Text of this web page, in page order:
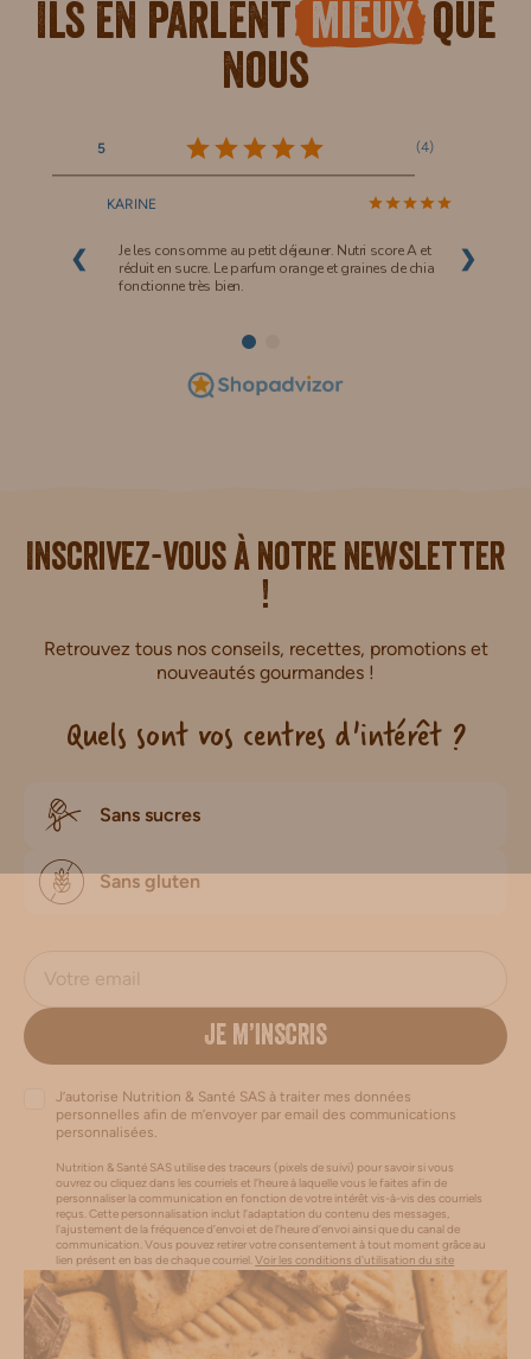
Ils en parlent mieuxque
nous
5 (4)
❮
KARINE
Je les consomme au petit déjeuner. Nutri score A et
réduit en sucre. Le parfum orange et graines de chia
fonctionne très bien.
❯
Inscrivez-vous à notre newsletter
!
Retrouvez tous nos conseils, recettes, promotions et
nouveautés gourmandes !
Quels sont vos centres d'intérêt ?
Sans sucres
Sans gluten
JE M’INSCRIS
J’autorise Nutrition & Santé SAS à traiter mes données
personnelles afin de m’envoyer par email des communications
personnalisées.
Nutrition & Santé SAS utilise des traceurs (pixels de suivi) pour savoir si vous
ouvrez ou cliquez dans les courriels et l’heure à laquelle vous le faites afin de
personnaliser la communication en fonction de votre intérêt vis-à-vis des courriels
reçus. Cette personnalisation inclut l’adaptation du contenu des messages,
l'ajustement de la fréquence d’envoi et de l’heure d’envoi ainsi que du canal de
communication. Vous pouvez retirer votre consentement à tout moment grâce au
lien présent en bas de chaque courriel.Voir les conditions d'utilisation du site